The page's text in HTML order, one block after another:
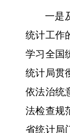
一是
统计工作
学习全国
统计局贯
依法治统
法检查规
省统计局